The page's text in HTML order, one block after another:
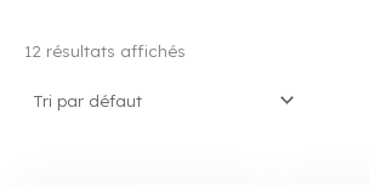
12 résultats affichés